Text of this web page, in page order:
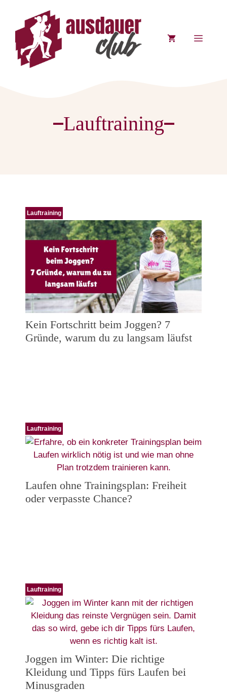
springen
MENÜ
Lauftraining
Lauftraining
Kein Fortschritt beim Joggen? 7
Gründe, warum du zu langsam läufst
Lauftraining
Laufen ohne Trainingsplan: Freiheit
oder verpasste Chance?
Lauftraining
Joggen im Winter: Die richtige
Kleidung und Tipps fürs Laufen bei
Minusgraden